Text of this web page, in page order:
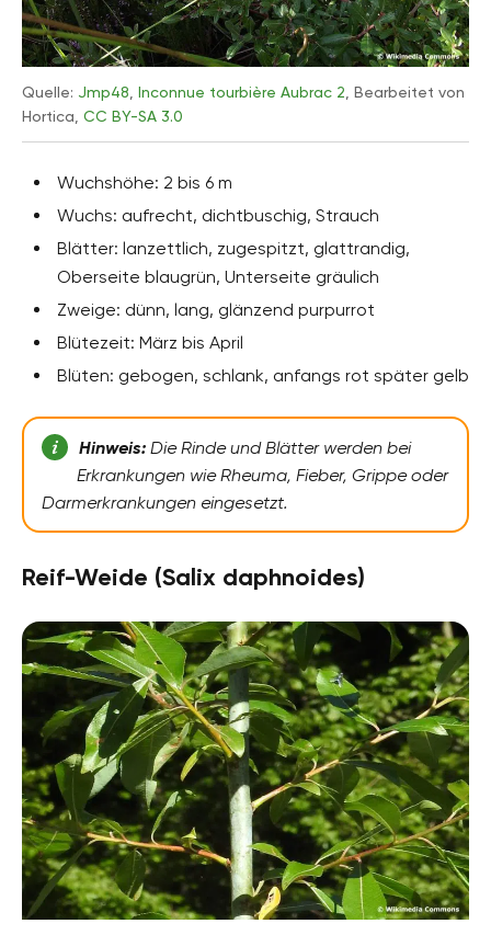
Quelle: Jmp48 Inconnue tourbière Aubrac 2 , Bearbeitet von
Hortica, CC BY-SA 3.0
Wuchshöhe: 2 bis 6 m
Wuchs: aufrecht, dichtbuschig, Strauch
Blätter: lanzettlich, zugespitzt, glattrandig,
Oberseite blaugrün, Unterseite gräulich
Zweige: dünn, lang, glänzend purpurrot
Blütezeit: März bis April
Blüten: gebogen, schlank, anfangs rot später gelb
Hinweis:Die Rinde und Blätter werden bei
Erkrankungen wie Rheuma, Fieber, Grippe oder
Darmerkrankungen eingesetzt.
Reif-Weide (Salix daphnoides)